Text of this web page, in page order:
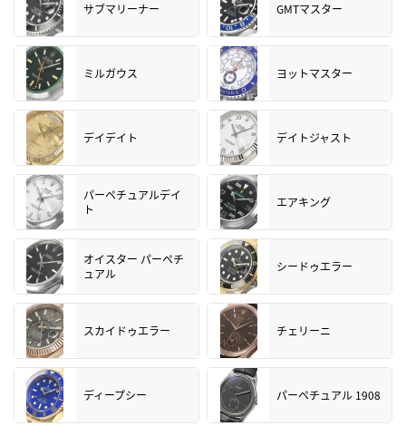
サブマリーナー GMTマスター
ミルガウス ヨットマスター
デイデイト デイトジャスト
パーペチュアルデイ
ト
エアキング
オイスター パーペチ
ュアル
シードゥエラー
スカイドゥエラー チェリーニ
ディープシー パーペチュアル 1908